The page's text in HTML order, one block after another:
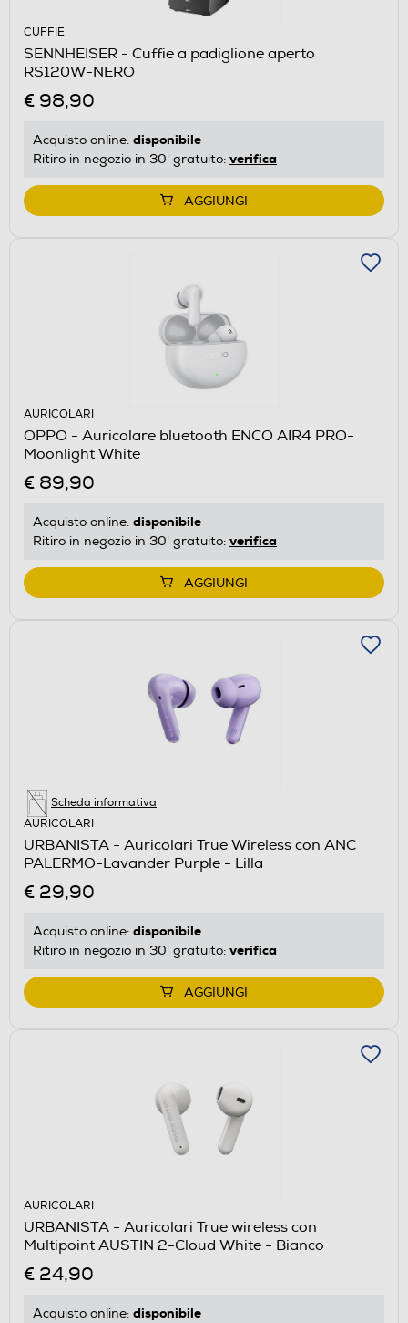
CUFFIE
SENNHEISER - Cuffie a padiglione aperto
RS120W-NERO
€ 98,90
Acquisto online: disponibile
Ritiro in negozio in 30' gratuito: verifica
AGGIUNGI
AURICOLARI
OPPO - Auricolare bluetooth ENCO AIR4 PRO-
Moonlight White
€ 89,90
Acquisto online: disponibile
Ritiro in negozio in 30' gratuito: verifica
AGGIUNGI
Scheda informativa
AURICOLARI
URBANISTA - Auricolari True Wireless con ANC
PALERMO-Lavander Purple - Lilla
€ 29,90
Acquisto online: disponibile
Ritiro in negozio in 30' gratuito: verifica
AGGIUNGI
AURICOLARI
URBANISTA - Auricolari True wireless con
Multipoint AUSTIN 2-Cloud White - Bianco
€ 24,90
Acquisto online: disponibile